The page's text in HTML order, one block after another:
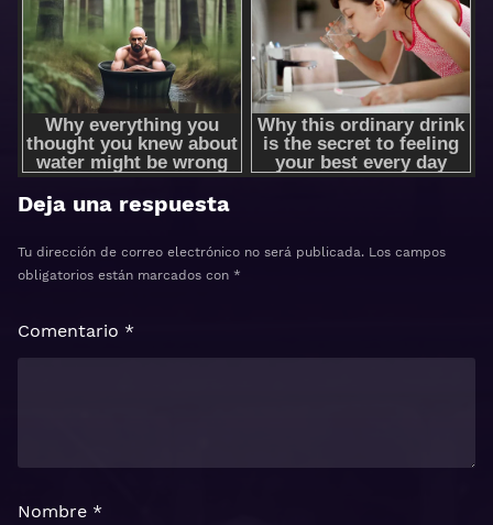
Deja una respuesta
Tu dirección de correo electrónico no será publicada. Los campos
obligatorios están marcados con *
Comentario *
Nombre *